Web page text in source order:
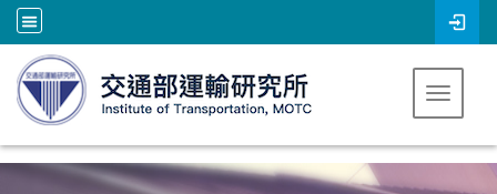
跳到主要內容
Toggle